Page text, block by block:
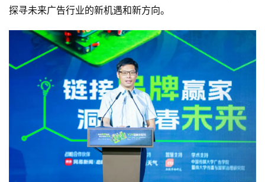
探寻未来广告行业的新机遇和新方向。